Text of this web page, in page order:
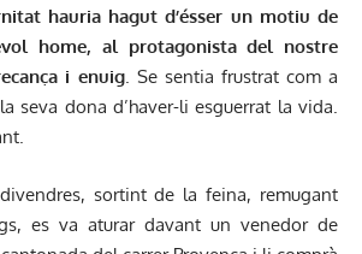
hauria hagut d’ésser un motiu de
home, al protagonista del nostre
i enuig. Se sentia frustrat com a
seva dona d’haver-li esguerrat la vida.
sortint de la feina, remugant
es va aturar davant un venedor de